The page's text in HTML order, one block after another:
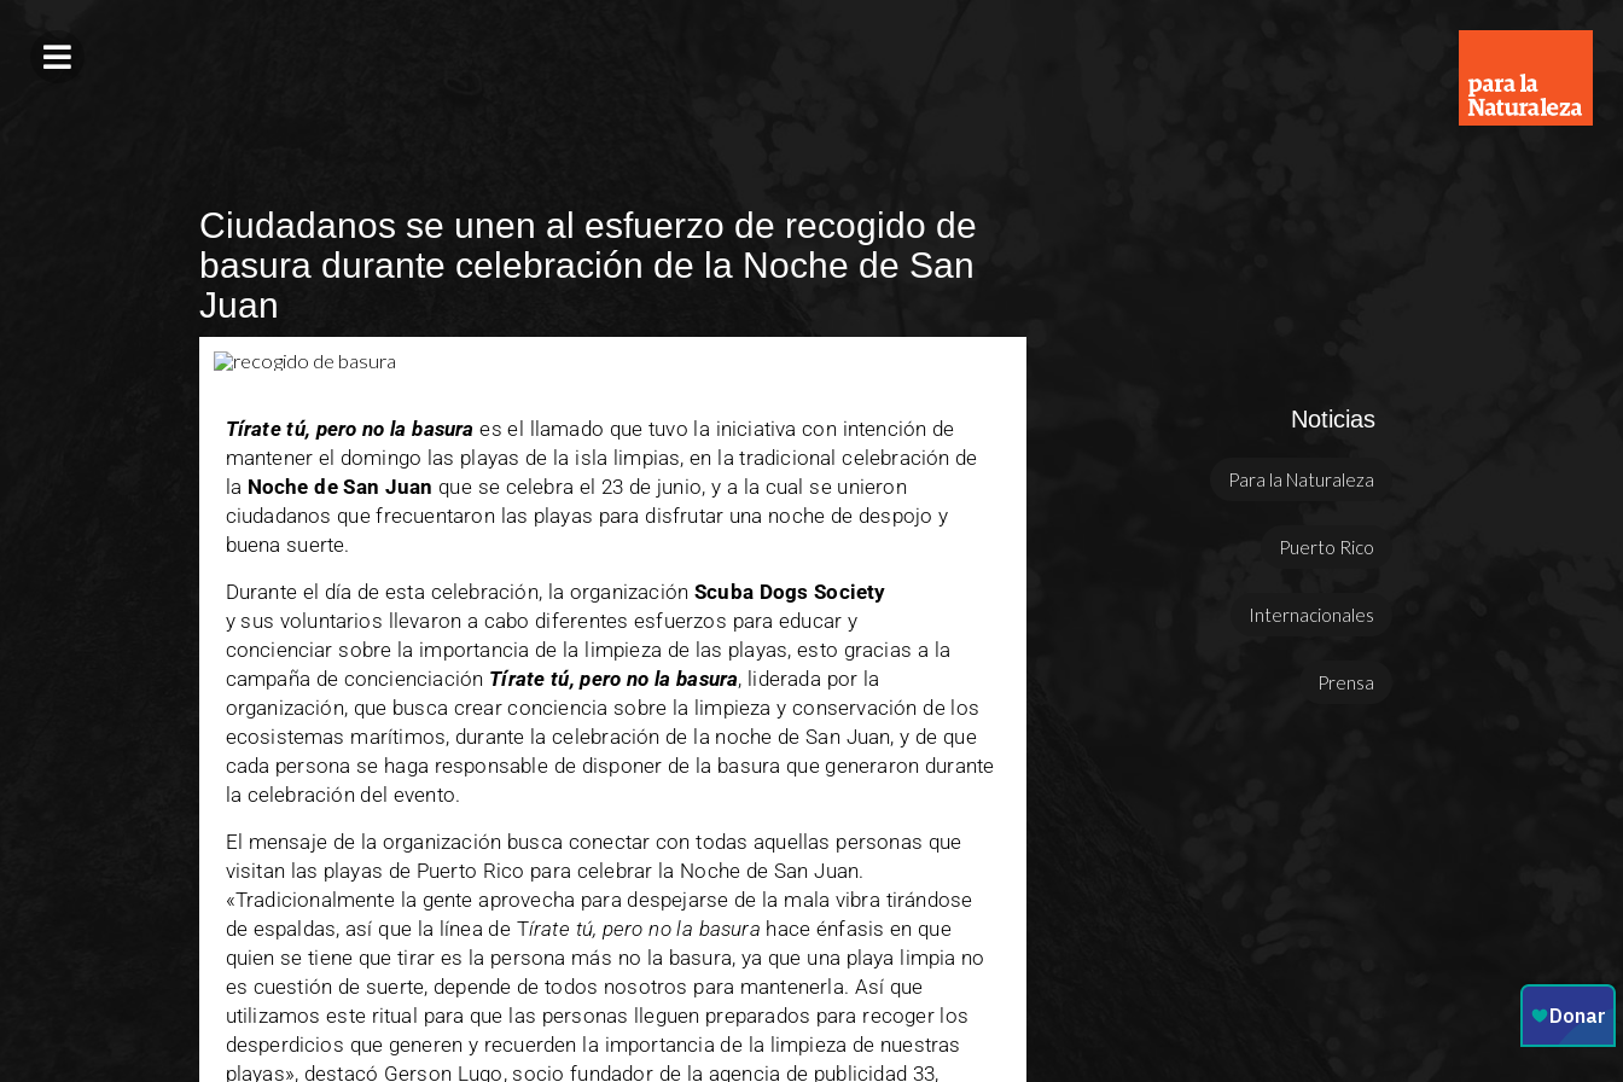
Ciudadanos se unen al esfuerzo de recogido de
basura durante celebración de la Noche de San
Juan
Tírate tú, pero no la basura es el llamado que tuvo la iniciativa con intención de
mantener el domingo las playas de la isla limpias, en la tradicional celebración de
la Noche de San Juan que se celebra el 23 de junio, y a la cual se unieron
ciudadanos que frecuentaron las playas para disfrutar una noche de despojo y
buena suerte.
Durante el día de esta celebración, la organización Scuba Dogs Society
y sus voluntarios llevaron a cabo diferentes esfuerzos para educar y
concienciar sobre la importancia de la limpieza de las playas, esto gracias a la
campaña de concienciación Tírate tú, pero no la basura, liderada por la
organización, que busca crear conciencia sobre la limpieza y conservación de los
ecosistemas marítimos, durante la celebración de la noche de San Juan, y de que
cada persona se haga responsable de disponer de la basura que generaron durante
la celebración del evento.
El mensaje de la organización busca conectar con todas aquellas personas que
visitan las playas de Puerto Rico para celebrar la Noche de San Juan.
«Tradicionalmente la gente aprovecha para despejarse de la mala vibra tirándose
de espaldas, así que la línea de Tírate tú, pero no la basura hace énfasis en que
quien se tiene que tirar es la persona más no la basura, ya que una playa limpia no
es cuestión de suerte, depende de todos nosotros para mantenerla. Así que
utilizamos este ritual para que las personas lleguen preparados para recoger los
desperdicios que generen y recuerden la importancia de la limpieza de nuestras
playas», destacó Gerson Lugo, socio fundador de la agencia de publicidad 33,
Noticias
Para la Naturaleza
Puerto Rico
Internacionales
Prensa